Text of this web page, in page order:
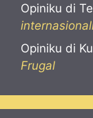
Opiniku di
Opiniku di
Frugal